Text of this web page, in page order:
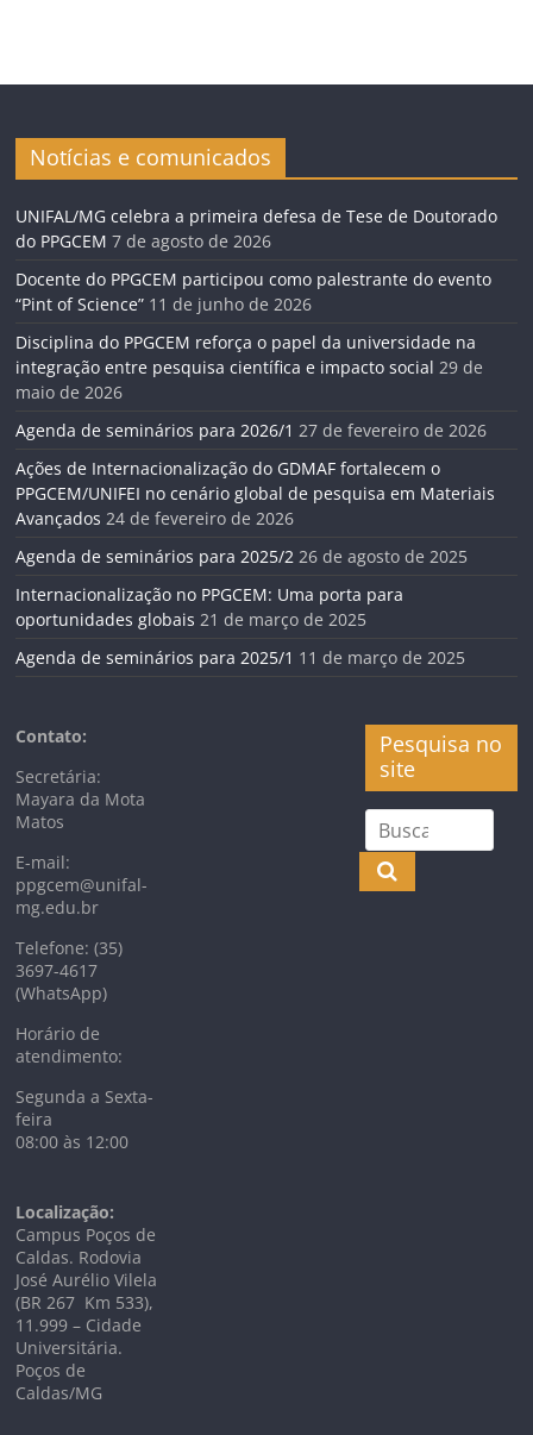
Notícias e comunicados
UNIFAL/MG celebra a primeira defesa de Tese de Doutorado
do PPGCEM 7 de agosto de 2026
Docente do PPGCEM participou como palestrante do evento
“Pint of Science” 11 de junho de 2026
Disciplina do PPGCEM reforça o papel da universidade na
integração entre pesquisa científica e impacto social 29 de
maio de 2026
Agenda de seminários para 2026/1 27 de fevereiro de 2026
Ações de Internacionalização do GDMAF fortalecem o
PPGCEM/UNIFEI no cenário global de pesquisa em Materiais
Avançados 24 de fevereiro de 2026
Agenda de seminários para 2025/2 26 de agosto de 2025
Internacionalização no PPGCEM: Uma porta para
oportunidades globais 21 de março de 2025
Agenda de seminários para 2025/1 11 de março de 2025
Contato:
Secretária:
Mayara da Mota
Matos
E-mail:
ppgcem@unifal-
mg.edu.br
Telefone: (35)
3697-4617
(WhatsApp)
Horário de
atendimento:
Segunda a Sexta-
feira
08:00 às 12:00
Localização:
Campus Poços de
Caldas. Rodovia
José Aurélio Vilela
(BR 267 Km 533),
11.999 – Cidade
Universitária.
Poços de
Caldas/MG
Pesquisa no
site